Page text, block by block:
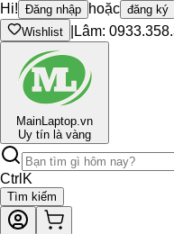
Hi! Đăng nhập hoặc đăng ký
Wishlist
Lâm:
MainLaptop.vn
Uy tín là vàng
Ctrl K
Tìm kiếm